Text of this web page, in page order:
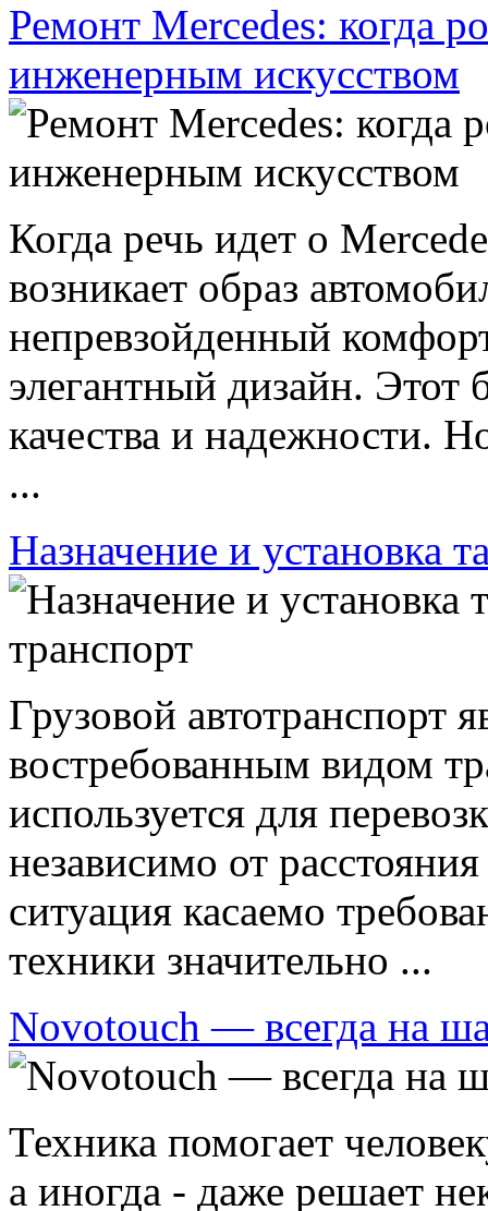
Ремонт Mercedes: когда
инженерным искусством
Когда речь идет о
возникает образ
непревзойденный
элегантный дизайн. Этот
качества и надежности.
...
Назначение и установка
Грузовой автотранспорт
востребованным видом
используется для
независимо от
ситуация касаемо
техники значительно ...
Novotouch — всегда на
Техника помогает
а иногда - даже решает